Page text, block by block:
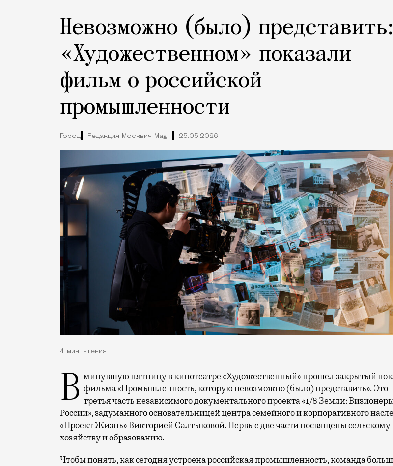
Невозможно (было)
«Художественном» показали
фильм о российской
промышленности
Город Редакция Москвич Mag 25.05.2026
4 мин. чтения
В минувшую пятницу в кинотеатре «Художественный» прошел закрытый показ фильма «Промышленность, которую невозможно (было) представить». Это
третья часть независимого документального проекта «1/8 Земли:
России», задуманного основательницей центра семейного и корпоративного
«Проект Жизнь» Викторией Салтыковой. Первые две части посвящены сельскому
хозяйству и образованию.
Чтобы понять, как сегодня устроена российская промышленность, команда